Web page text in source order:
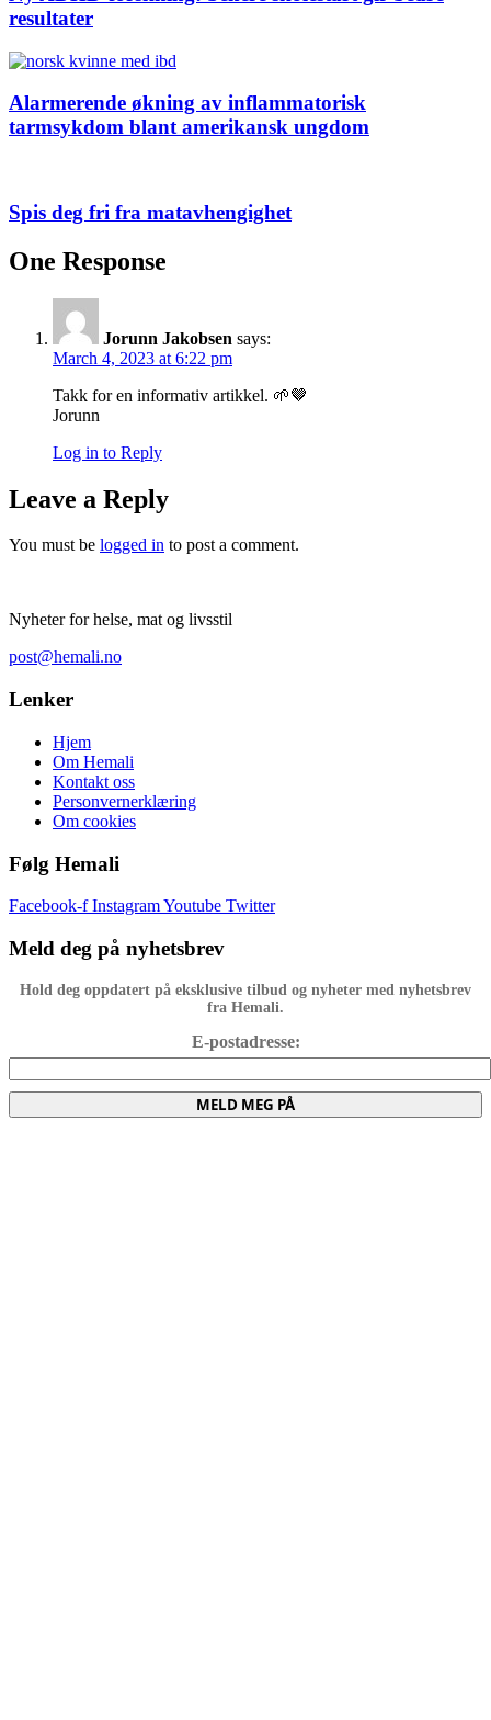
resultater
Alarmerende økning av inflammatorisk
tarmsykdom blant amerikansk ungdom
Spis deg fri fra matavhengighet
One Response
Jorunn Jakobsen says:
March 4, 2023 at 6:22 pm
Takk for en informativ artikkel. 🌱🤎
Jorunn
Log in to Reply
Leave a Reply
You must be logged in to post a comment.
Nyheter for helse, mat og livsstil
post@hemali.no
Lenker
Hjem
Om Hemali
Kontakt oss
Personvernerklæring
Om cookies
Følg Hemali
Facebook-f InstagramYoutube Twitter
Meld deg på nyhetsbrev
Hold deg oppdatert på eksklusive tilbud og nyheter med nyhetsbrev
fra Hemali.
E-postadresse:
MELD MEG PÅ